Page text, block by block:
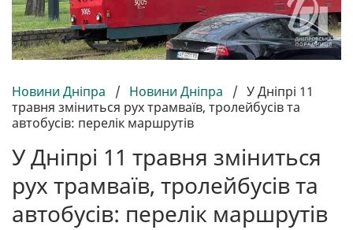
Новини Дніпра / Новини Дніпра / У Дніпрі 11
травня зміниться рух трамваїв, тролейбусів та
автобусів: перелік маршрутів
У Дніпрі 11 травня зміниться
рух трамваїв, тролейбусів та
автобусів: перелік маршрутів